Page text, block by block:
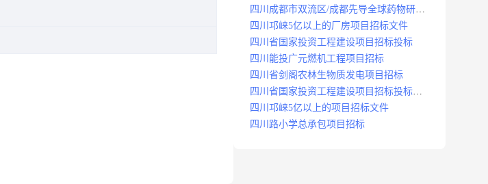
四川成都市双流区/成都先导全球药物研发
生产基地(一期)(dj)项目招标标段
四川邛崃5亿以上的厂房项目招标文件
四川省国家投资工程建设项目招标投标
四川能投广元燃机工程项目招标
四川省剑阁农林生物质发电项目招标
四川省国家投资工程建设项目招标投标
2008年版
四川邛崃5亿以上的项目招标文件
四川路小学总承包项目招标